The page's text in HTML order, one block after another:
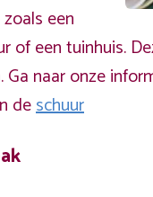
een
of een tuinhuis.
Ga naar onze
deschuur